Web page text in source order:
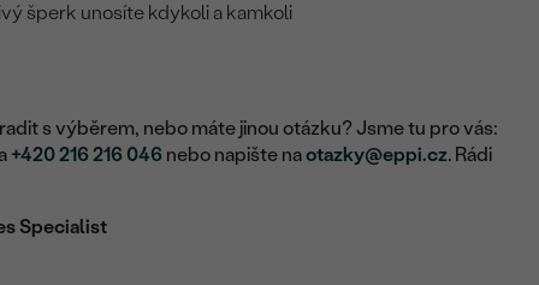
šperk unosíte kdykoli a kamkoli
s výběrem, nebo máte jinou otázku? Jsme tu pro vás:
+420 216 216 046 nebo napište naotazky@eppi.cz. Rádi
Specialist